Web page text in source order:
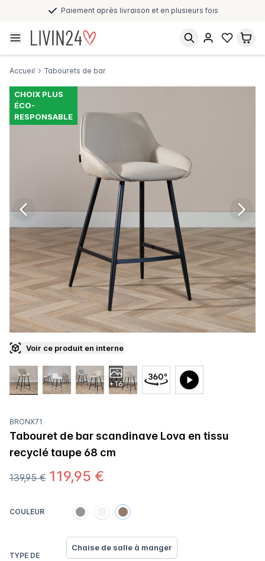
Paiement après livraison et en plusieurs fois
Accueil Tabourets de bar
CHOIX PLUS
ÉCO-
RESPONSABLE
Voir ce produit en interne
+16
BRONX71
Tabouret de bar scandinave Lova en tissu
recyclé taupe 68 cm
139,95 € 119,95 €
COULEUR
TYPE DE
Chaise de salle à manger